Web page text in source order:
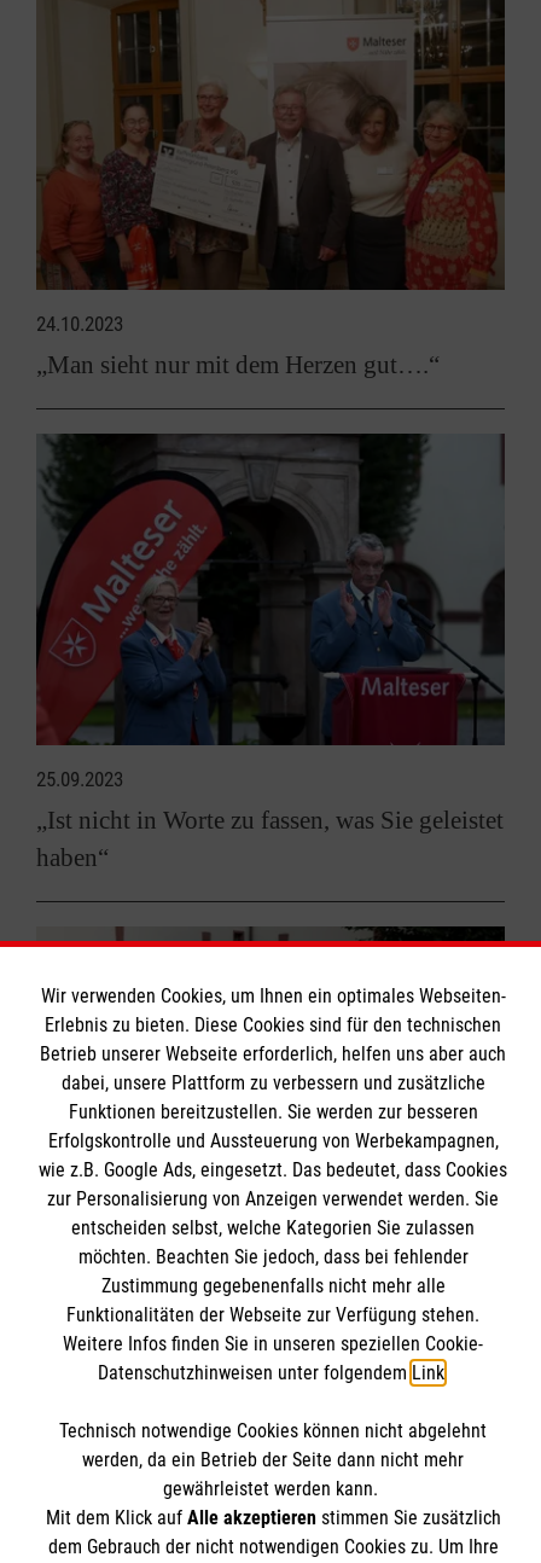
24.10.2023
„Man sieht nur mit dem Herzen gut….“
25.09.2023
„Ist nicht in Worte zu fassen, was Sie geleistet
haben“
23.09.2023
Ameli und Dr. Constantin von Brandenstein
feierlich verabschiedet
Wir verwenden Cookies, um Ihnen ein optimales Webseiten-
Erlebnis zu bieten. Diese Cookies sind für den technischen
Betrieb unserer Webseite erforderlich, helfen uns aber auch
dabei, unsere Plattform zu verbessern und zusätzliche
Funktionen bereitzustellen. Sie werden zur besseren
Erfolgskontrolle und Aussteuerung von Werbekampagnen,
wie z.B. Google Ads, eingesetzt. Das bedeutet, dass Cookies
zur Personalisierung von Anzeigen verwendet werden. Sie
entscheiden selbst, welche Kategorien Sie zulassen
möchten. Beachten Sie jedoch, dass bei fehlender
Zustimmung gegebenenfalls nicht mehr alle
Funktionalitäten der Webseite zur Verfügung stehen.
Weitere Infos finden Sie in unseren speziellen Cookie-
Datenschutzhinweisen unter folgendem Link.
Technisch notwendige Cookies können nicht abgelehnt
werden, da ein Betrieb der Seite dann nicht mehr
gewährleistet werden kann.
Mit dem Klick auf Alle akzeptierenstimmen Sie zusätzlich
dem Gebrauch der nicht notwendigen Cookies zu. Um Ihre